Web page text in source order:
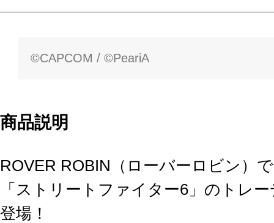
©CAPCOM / ©PeariA
商品説明
ROVER ROBIN（ローバーロビン）
「ストリートファイター6」のトレ
登場！